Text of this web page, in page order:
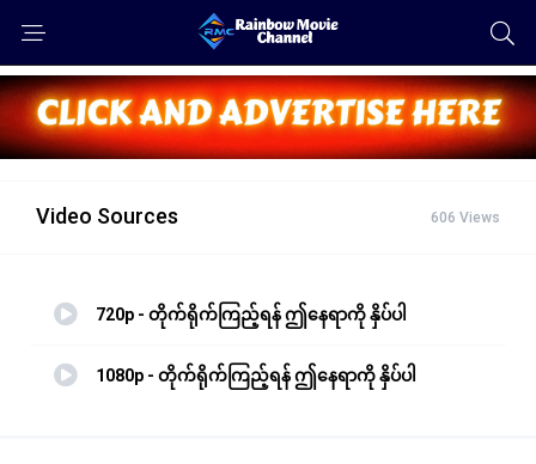
Video Sources 606 Views
720p - တိုက်ရိုက်ကြည့်ရန် ဤနေရာကို နှိပ်ပါ
1080p - တိုက်ရိုက်ကြည့်ရန် ဤနေရာကို နှိပ်ပါ